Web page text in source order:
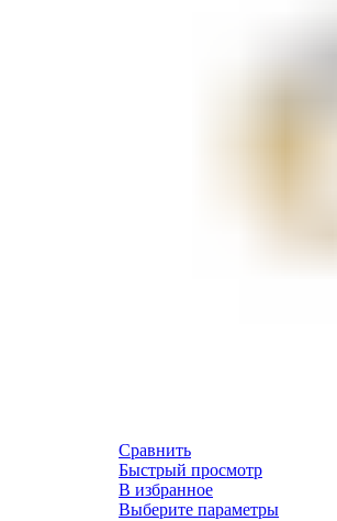
Сравнить
Быстрый просмотр
В избранное
Выберите параметры